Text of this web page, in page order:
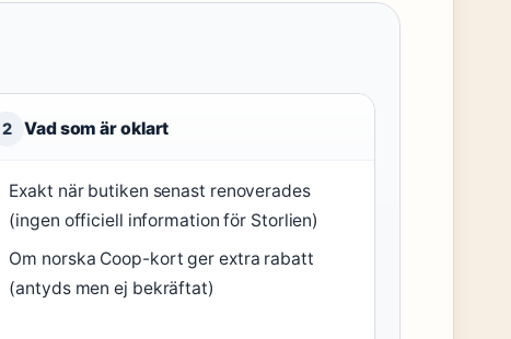
2 Vad som är oklart
Exakt när butiken senast renoverades
(ingen officiell information för Storlien)
Om norska Coop-kort ger extra rabatt
(antyds men ej bekräftat)